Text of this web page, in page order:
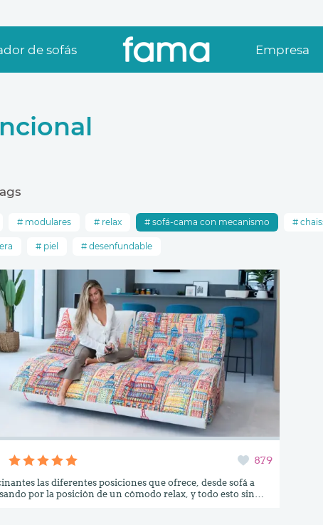
de sofás Empresa
modulares relax sofá-cama con mecanismo
piel desenfundable
879
las diferentes posiciones que ofrece, desde sofá a
por la posición de un cómodo relax, y todo esto sin